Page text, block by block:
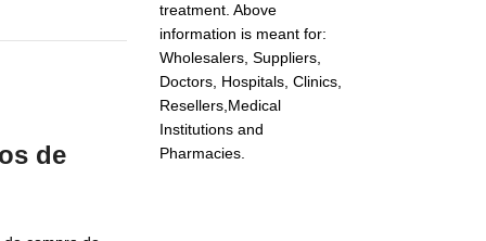
de
treatment. Above
information is meant for:
Wholesalers, Suppliers,
Doctors, Hospitals, Clinics,
Resellers,Medical
Institutions and
Pharmacies.